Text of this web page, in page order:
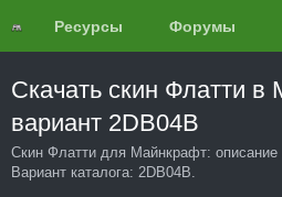
Ресурсы Форумы
Скачать скин Флатти
вариант 2DB04B
Скин Флатти для Майнкрафт: описание
Вариант каталога: 2DB04B.